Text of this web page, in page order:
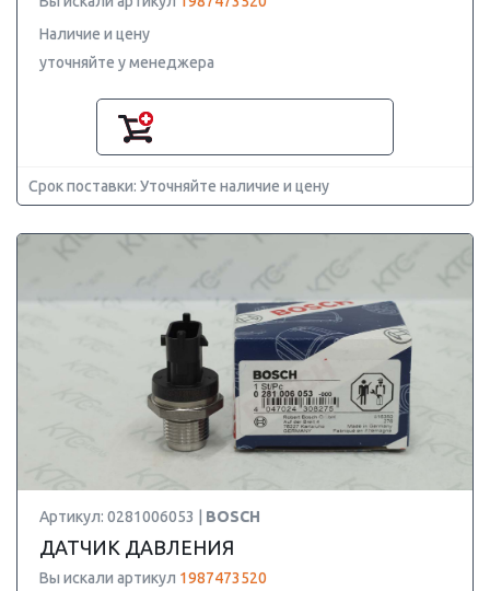
Наличие и цену
уточняйте у менеджера
Срок поставки: Уточняйте наличие и цену
Артикул: 0281006053 | BOSCH
ДАТЧИК ДАВЛЕНИЯ
Вы искали артикул 1987473520